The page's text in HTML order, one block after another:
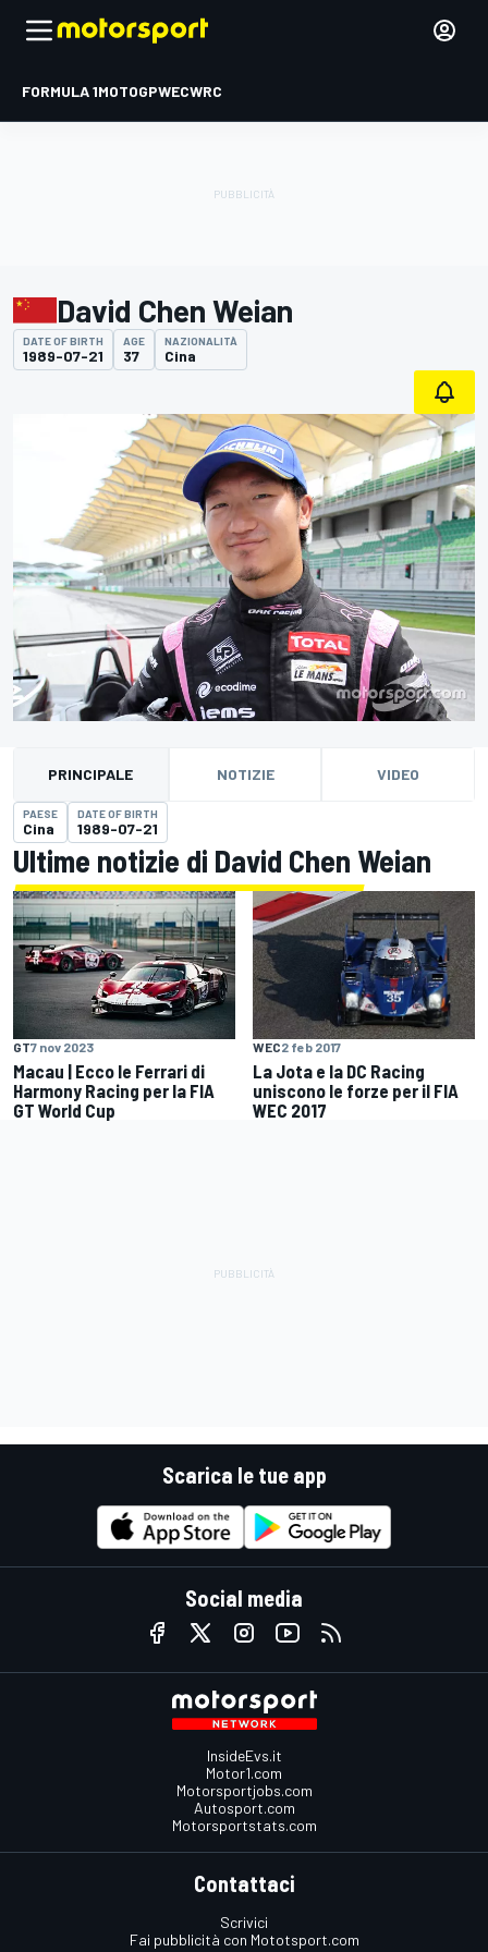
FORMULA 1MOTOGPWECWRC
David Chen Weian
DATE OF BIRTH
1989-07-21
AGE
37
NAZIONALITÀ
Cina
PRINCIPALE NOTIZIE VIDEO
PAESE
Cina
DATE OF BIRTH
1989-07-21
Ultime notizie di David Chen Weian
GT7 nov 2023
Macau | Ecco le Ferrari di
Harmony Racing per la FIA
GT World Cup
WEC2 feb 2017
La Jota e la DC Racing
uniscono le forze per il FIA
WEC 2017
Scarica le tue app
Social media
InsideEvs.it
Motor1.com
Motorsportjobs.com
Autosport.com
Motorsportstats.com
Contattaci
Scrivici
Fai pubblicità con Mototsport.com